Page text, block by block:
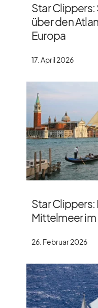
Star
über den
Europa
17. April 2026
Star Clippers:
Mittelmeer
26. Februar 2026